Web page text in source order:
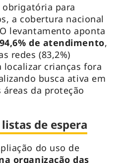
obrigatória para
a cobertura nacional
levantamento aponta
94,6% de atendimento,
redes (83,2%)
localizar crianças fora
busca ativa em
da proteção
de espera
do uso de
organização das